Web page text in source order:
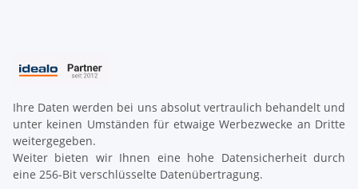
Ihre Daten werden bei uns absolut vertraulich behandelt und
unter keinen Umständen für etwaige Werbezwecke an Dritte
weitergegeben.
Weiter bieten wir Ihnen eine hohe Datensicherheit durch
eine 256-Bit verschlüsselte Datenübertragung.